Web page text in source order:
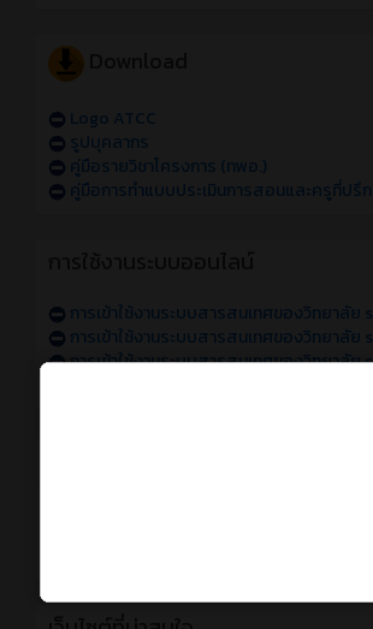
Logo ATCC
รูปบุคลากร
คู่มือรายวิชาโครงการ (ทพอ.)
คู่มือการทำแบบประเมินการสอนและครูที่ปรึ
การเข้าใช้งานระบบสารสนเทศของวิทยาลัย
การเข้าใช้งานระบบสารสนเทศของวิทยาลัย
การเข้าใช้งานระบบสารสนเทศของวิทยาลัย